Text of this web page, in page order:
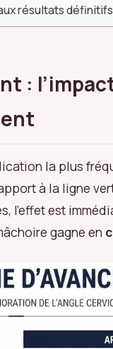
résultats définitifs
:
la plus
à la ligne
l’effet est
gagne en